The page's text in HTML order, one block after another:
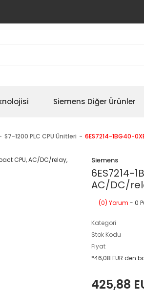
Siemens Diğer Ürünler
S7-1200 PLC CPU Ünitleri 6ES7214-1BG40-
Siemens
6ES7214-
AC/DC/
(0) Yorum - 0
Kategori
Stok Kodu
Fiyat
*46,08 EUR den
425,88